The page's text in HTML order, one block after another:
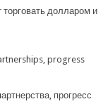
долларом и
progress
прогресс